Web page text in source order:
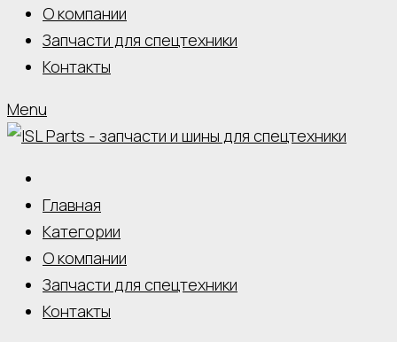
О компании
Запчасти для спецтехники
Контакты
Menu
Главная
Категории
О компании
Запчасти для спецтехники
Контакты